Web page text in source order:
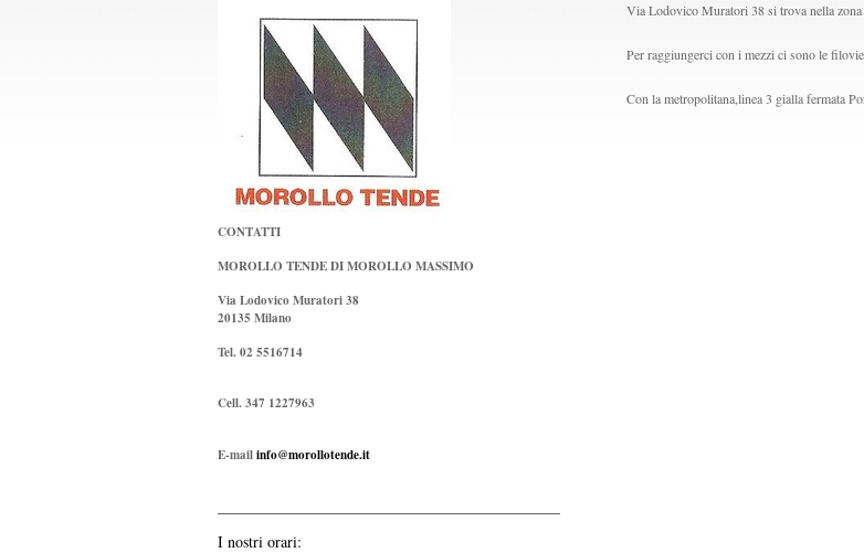
Via Lodovico Muratori 38 si trova nella
Per raggiungerci con i mezzi ci sono le
Con la metropolitana,linea 3 gialla fermata
CONTATTI
MOROLLO TENDE DI MOROLLO MASSIMO
Via Lodovico Muratori 38
20135 Milano
Tel. 02 5516714
Cell. 347 1227963
E-mailinfo@morollotende.it
I nostri orari: